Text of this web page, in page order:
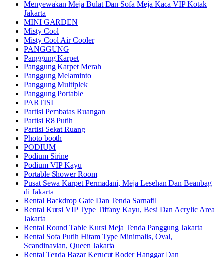
Menyewakan Meja Bulat Dan Sofa Meja Kaca VIP Kotak
Jakarta
MINI GARDEN
Misty Cool
Misty Cool Air Cooler
PANGGUNG
Panggung Karpet
Panggung Karpet Merah
Panggung Melaminto
Panggung Multiplek
Panggung Portable
PARTISI
Partisi Pembatas Ruangan
Partisi R8 Putih
Partisi Sekat Ruang
Photo booth
PODIUM
Podium Sirine
Podium VIP Kayu
Portable Shower Room
Pusat Sewa Karpet Permadani, Meja Lesehan Dan Beanbag
di Jakarta
Rental Backdrop Gate Dan Tenda Sarnafil
Rental Kursi VIP Type Tiffany Kayu, Besi Dan Acrylic Area
Jakarta
Rental Round Table Kursi Meja Tenda Panggung Jakarta
Rental Sofa Putih Hitam Type Minimalis, Oval,
Scandinavian, Queen Jakarta
Rental Tenda Bazar Kerucut Roder Hanggar Dan